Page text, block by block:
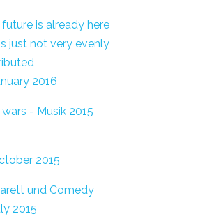
is already here
just not very evenly
2016
wars - Musik 2015
2015
und Comedy
2015